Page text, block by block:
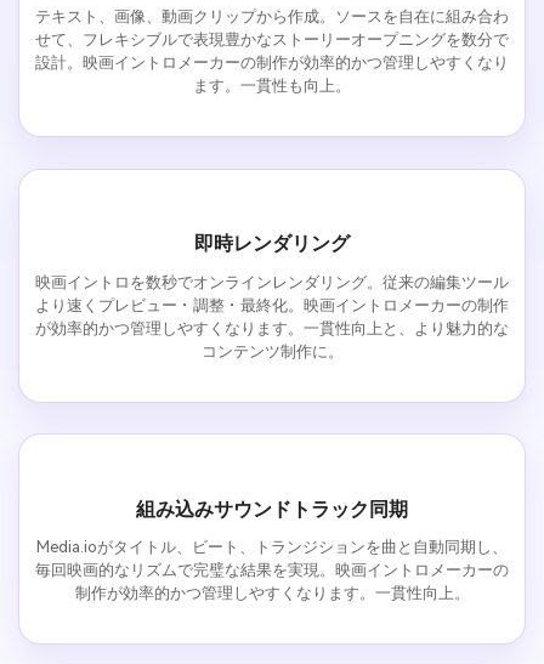
テキスト、画像、動画クリップから作成。ソースを自在に組み合わ
せて、フレキシブルで表現豊かなストーリーオープニングを数分で
設計。映画イントロメーカーの制作が効率的かつ管理しやすくなり
ます。一貫性も向上。
即時レンダリング
映画イントロを数秒でオンラインレンダリング。従来の編集ツール
より速くプレビュー・調整・最終化。映画イントロメーカーの制作
が効率的かつ管理しやすくなります。一貫性向上と、より魅力的な
コンテンツ制作に。
組み込みサウンドトラック同期
Media.ioがタイトル、ビート、トランジションを曲と自動同期し、
毎回映画的なリズムで完璧な結果を実現。映画イントロメーカーの
制作が効率的かつ管理しやすくなります。一貫性向上。